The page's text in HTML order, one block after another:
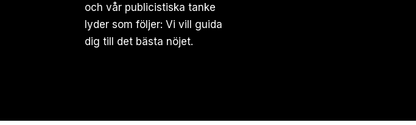
och vår publicistiska tanke
lyder som följer: Vi vill guida
dig till det bästa nöjet.